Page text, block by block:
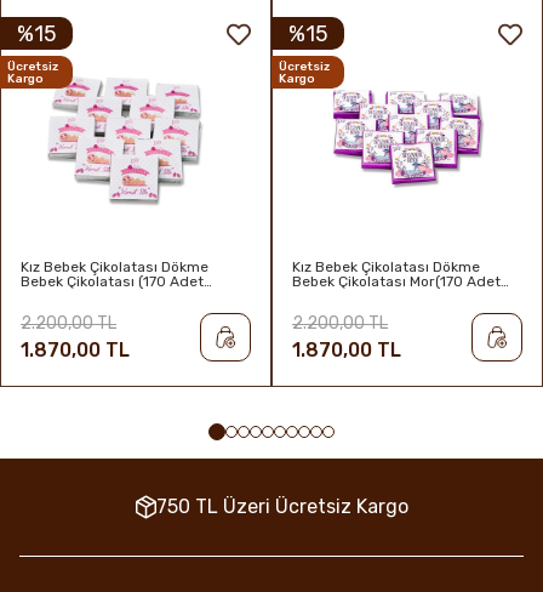
Kız Bebek Çikolatası Dökme
Bebek Çikolatası (170 Adet
1.870,00 TL
2.200,00 TL
%15
Ücretsiz
Kargo
Kız Bebek Çikolatası Dökme
Bebek Çikolatası Mor(170 Adet
1.870,00 TL
2.200,00 TL
%15
Ücretsiz
Kargo
750 TL Üzeri Ücretsiz Kargo